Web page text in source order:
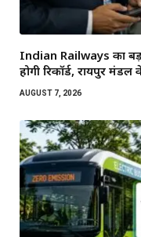
Indian Railways का
होगी रिकॉर्ड, रायपुर
AUGUST 7, 2026